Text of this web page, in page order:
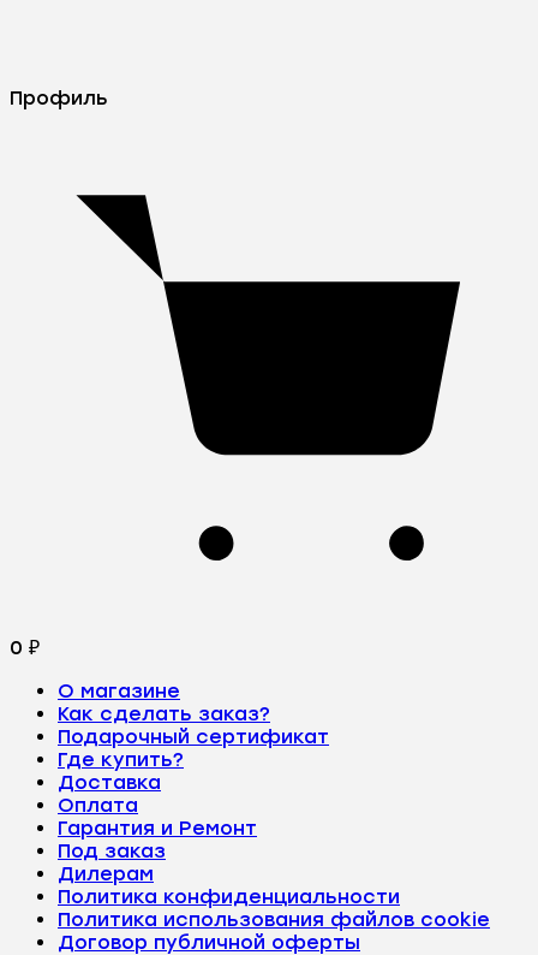
Профиль
0 ₽
О магазине
Как сделать заказ?
Подарочный сертификат
Где купить?
Доставка
Оплата
Гарантия и Ремонт
Под заказ
Дилерам
Политика конфиденциальности
Политика использования файлов cookie
Договор публичной оферты